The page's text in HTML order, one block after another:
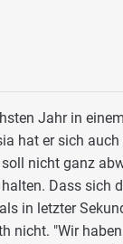
Jahr in
hat er sich
nicht ganz
Dass sich
in letzter
nicht. "Wir